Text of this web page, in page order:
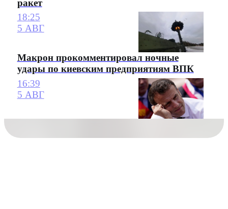
ракет
18:25
5 АВГ
Макрон прокомментировал ночные
удары по киевским предприятиям ВПК
16:39
5 АВГ